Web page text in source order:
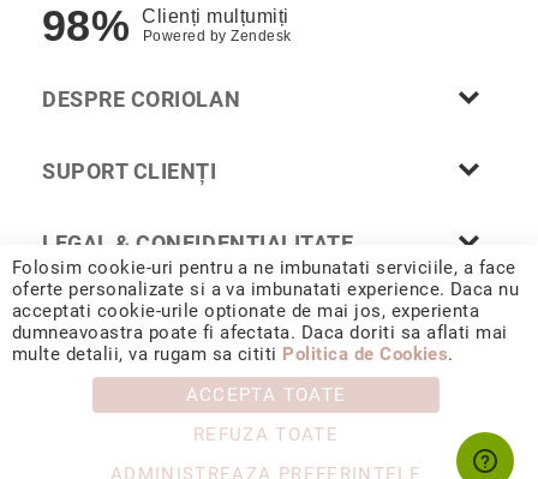
98% Clienți mulțumiți
Powered byZendesk
DESPRE CORIOLAN
SUPORT CLIENȚI
LEGAL & CONFIDENȚIALITATE
© 2026 CORIOLAN AUR SMARALD S.R.L. Sediu social: Calea
Chișinăului 35, Iași, 700178, România / CUI RO4488347 / Reg.
Com. J1993002132228
Folosim cookie-uri pentru a ne imbunatati serviciile, a face
oferte personalizate si a va imbunatati experience. Daca nu
acceptati cookie-urile optionate de mai jos, experienta
dumneavoastra poate fi afectata. Daca doriti sa aflati mai
multe detalii, va rugam sa cititi Politica de Cookies.
ACCEPTA TOATE
ADMINISTREAZA PREFERINTELE
REFUZA TOATE